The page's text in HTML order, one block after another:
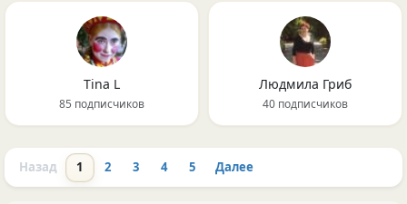
Tina L
85 подписчиков
Людмила Гриб
40 подписчиков
Назад 1 2 3 4 5 Далее